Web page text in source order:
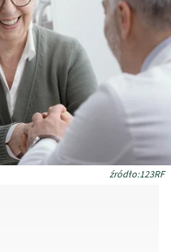
źródło:123RF